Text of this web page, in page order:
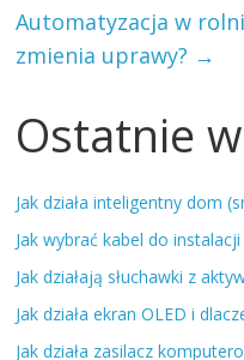
Automatyzacja w
zmienia uprawy? →
Ostatnie
Jak działa inteligentny dom
Jak wybrać kabel do
Jak działają słuchawki z
Jak działa ekran OLED i
Jak działa zasilacz